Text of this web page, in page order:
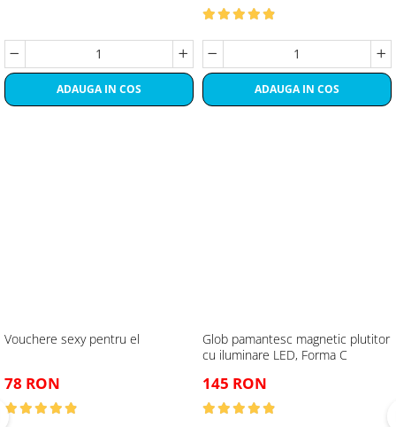
ADAUGA IN COS ADAUGA IN COS
Vouchere sexy pentru el
78 RON
Glob pamantesc magnetic plutitor
cu iluminare LED, Forma C
145 RON